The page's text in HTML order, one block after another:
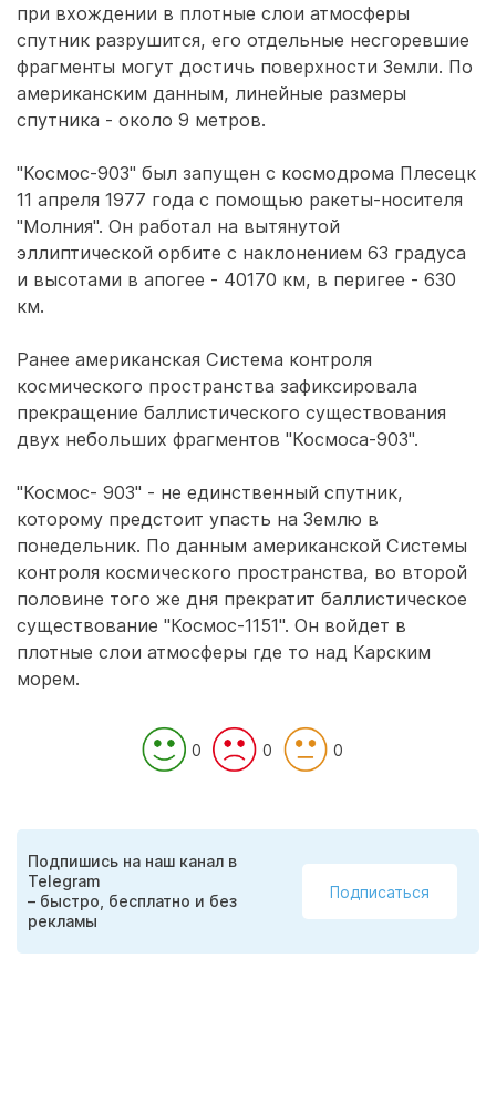
при вхождении в плотные слои атмосферы
спутник разрушится, его отдельные несгоревшие
фрагменты могут достичь поверхности Земли. По
американским данным, линейные размеры
спутника - около 9 метров.
"Космос-903" был запущен с космодрома Плесецк
11 апреля 1977 года с помощью ракеты-носителя
"Молния". Он работал на вытянутой
эллиптической орбите с наклонением 63 градуса
и высотами в апогее - 40170 км, в перигее - 630
км.
Ранее американская Система контроля
космического пространства зафиксировала
прекращение баллистического существования
двух небольших фрагментов "Космоса-903".
"Космос- 903" - не единственный спутник,
которому предстоит упасть на Землю в
понедельник. По данным американской Системы
контроля космического пространства, во второй
половине того же дня прекратит баллистическое
существование "Космос-1151". Он войдет в
плотные слои атмосферы где то над Карским
морем.
0 0 0
Подпишись на наш канал в
Telegram
– быстро, бесплатно и без
рекламы
Подписаться